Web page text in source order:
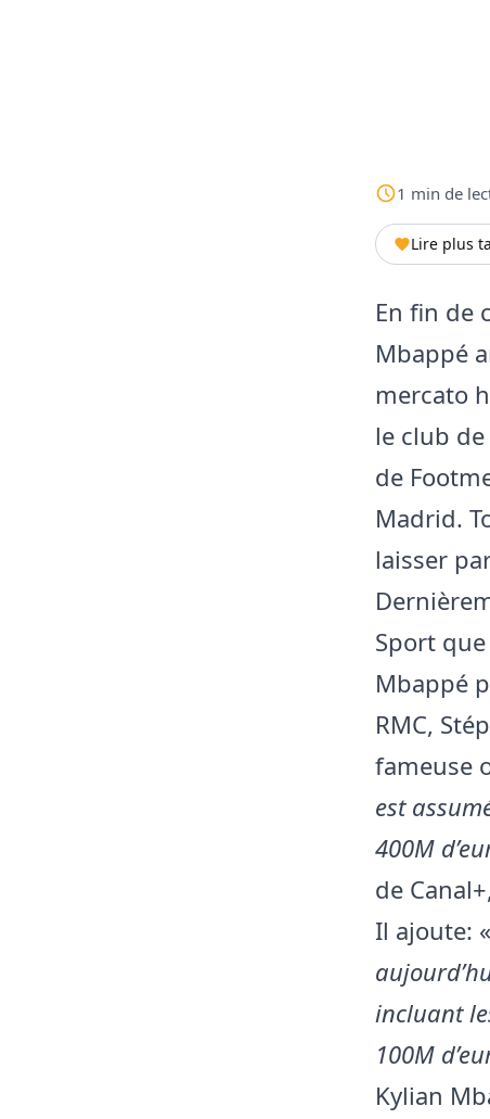
1 min de
Lire plus
En fin de
Mbappé
mercato
le club
de
Madrid.
laisser
Sport
Mbappé
RMC,
fameuse
est
400M
de
Il ajoute: «
incluant
100M
Kylian